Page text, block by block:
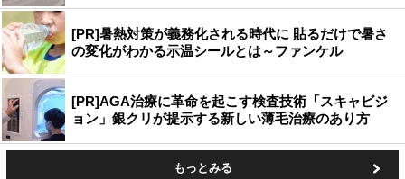
[PR]暑熱対策が義務化される時代に 貼るだけで暑さ
の変化がわかる示温シールとは～ファンケル
[PR]AGA治療に革命を起こす検査技術「スキャビジ
ョン」銀クリが提示する新しい薄毛治療のあり方
もっとみる